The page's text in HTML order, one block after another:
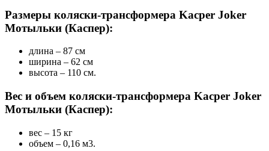
Размеры коляски-трансформера Kacper Joker
Мотыльки (Каспер):
длина – 87 см
ширина – 62 см
высота – 110 см.
Вес и объем коляски-трансформера Kacper Joker
Мотыльки (Каспер):
вес – 15 кг
объем – 0,16 м3.